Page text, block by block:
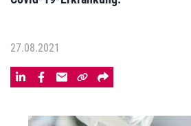
27.08.2021